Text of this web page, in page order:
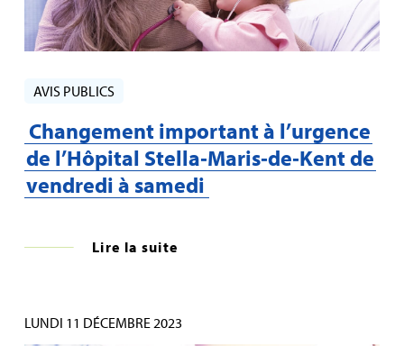
AVIS PUBLICS
Changement important à l’urgence
de l’Hôpital Stella‑Maris‑de‑Kent de
vendredi à samedi
Lire la suite
LUNDI 11 DÉCEMBRE 2023